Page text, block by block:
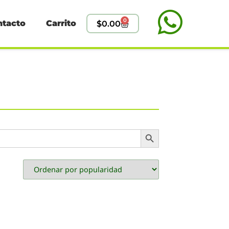
Carrito $0.00 0
Search Button